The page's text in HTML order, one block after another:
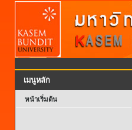
เมนูหลัก
หน้าเริ่มต้น